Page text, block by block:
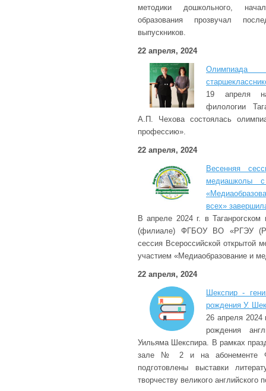
методики дошкольного,
образования прозвучал
выпускников.
22 апреля, 2024
19 апреля
филологии
А.П. Чехова состоялась
профессию».
22 апреля, 2024
Весенняя
медиашколы
всех»
В апреле 2024 г. в
(филиале) ФГБОУ ВО «РГЭУ
сессия Всероссийской
участием «Медиаобразование и
22 апреля, 2024
Шекспир -
рождения У.
26 апреля 2024
рождения
Уильяма Шекспира. В рамках
зале № 2 и на
подготовлены выставки
творчеству великого английского